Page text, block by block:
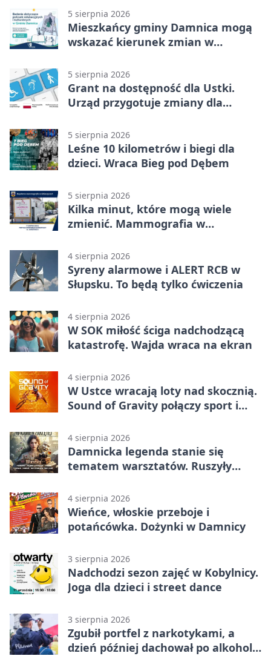
5 sierpnia 2026
Mieszkańcy gminy Damnica mogą
wskazać kierunek zmian w
5 sierpnia 2026
Grant na dostępność dla Ustki.
Urząd przygotuje zmiany dla
5 sierpnia 2026
Leśne 10 kilometrów i biegi dla
dzieci. Wraca Bieg pod Dębem
5 sierpnia 2026
Kilka minut, które mogą wiele
zmienić. Mammografia w
4 sierpnia 2026
Syreny alarmowe i ALERT RCB w
Słupsku. To będą tylko ćwiczenia
4 sierpnia 2026
W SOK miłość ściga nadchodzącą
katastrofę. Wajda wraca na ekran
4 sierpnia 2026
W Ustce wracają loty nad skocznią.
Sound of Gravity połączy sport i
4 sierpnia 2026
Damnicka legenda stanie się
tematem warsztatów. Ruszyły
4 sierpnia 2026
Wieńce, włoskie przeboje i
potańcówka. Dożynki w Damnicy
3 sierpnia 2026
Nadchodzi sezon zajęć w Kobylnicy.
Joga dla dzieci i street dance
3 sierpnia 2026
Zgubił portfel z narkotykami, a
dzień później dachował po alkoholu